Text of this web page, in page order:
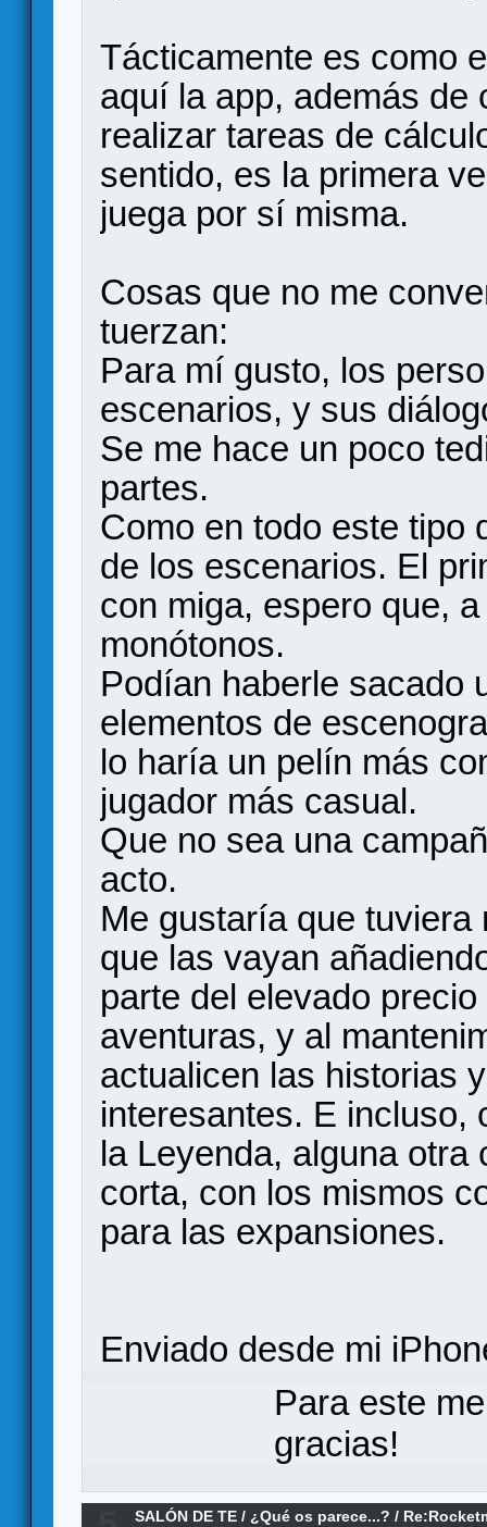
Tácticamente es como
aquí la app, además de
realizar tareas de
sentido, es la primera
juega por sí misma.
Cosas que no me
tuerzan:
Para mí gusto, los
escenarios, y sus
Se me hace un poco
partes.
Como en todo este tipo
de los escenarios. El
con miga, espero que,
monótonos.
Podían haberle sacado
elementos de
lo haría un pelín más
jugador más casual.
Que no sea una
acto.
Me gustaría que
que las vayan
parte del elevado
aventuras, y al
actualicen las historias
interesantes. E incluso,
la Leyenda, alguna otra
corta, con los mismos
para las expansiones.
Enviado desde mi
Para este
gracias!
SALÓN DE TE /¿Qué os parece...? /